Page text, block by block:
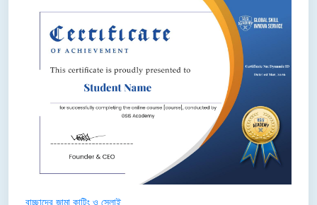
বাচ্ছাদের জামা কাটিং ও সেলাই